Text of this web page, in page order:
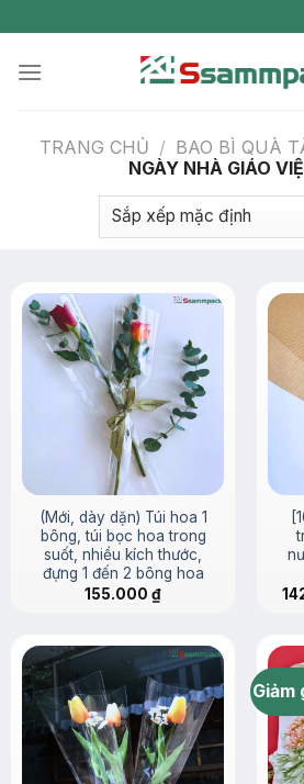
to
content
TRANG CHỦ / BAO BÌ QUÀ
NGÀY NHÀ GIÁO
(Mới, dày dặn) Túi hoa 1
bông, túi bọc hoa trong
suốt, nhiều kích thước,
đựng 1 đến 2 bông hoa
155.000 ₫
Giảm